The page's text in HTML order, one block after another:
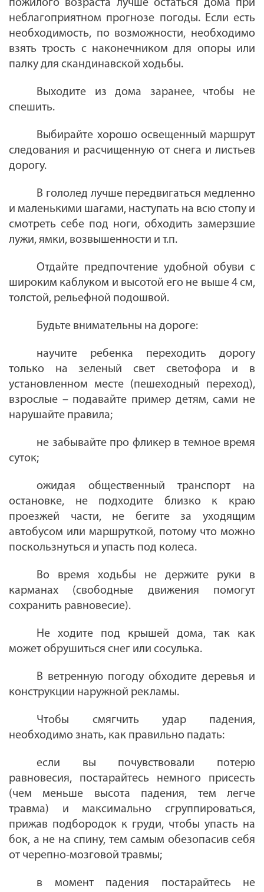
пожилого возраста лучше остаться дома при
неблагоприятном прогнозе погоды. Если есть
необходимость, по возможности, необходимо
взять трость с наконечником для опоры или
палку для скандинавской ходьбы.
Выходите из дома заранее, чтобы не
спешить.
Выбирайте хорошо освещенный маршрут
следования и расчищенную от снега и листьев
дорогу.
В гололед лучше передвигаться медленно
и маленькими шагами, наступать на всю стопу и
смотреть себе под ноги, обходить замерзшие
лужи, ямки, возвышенности и т.п.
Отдайте предпочтение удобной обуви с
широким каблуком и высотой его не выше 4 см,
толстой, рельефной подошвой.
Будьте внимательны на дороге:
научите ребенка переходить дорогу
только на зеленый свет светофора и в
установленном месте (пешеходный переход),
взрослые – подавайте пример детям, сами не
нарушайте правила;
не забывайте про фликер в темное время
суток;
ожидая общественный транспорт на
остановке, не подходите близко к краю
проезжей части, не бегите за уходящим
автобусом или маршруткой, потому что можно
поскользнуться и упасть под колеса.
Во время ходьбы не держите руки в
карманах (свободные движения помогут
сохранить равновесие).
Не ходите под крышей дома, так как
может обрушиться снег или сосулька.
В ветренную погоду обходите деревья и
конструкции наружной рекламы.
Чтобы смягчить удар падения,
необходимо знать, как правильно падать:
если вы почувствовали потерю
равновесия, постарайтесь немного присесть
(чем меньше высота падения, тем легче
травма)
и максимально сгруппироваться,
прижав подбородок к груди, чтобы упасть на
бок, а не на спину, тем самым обезопасив себя
от черепно-мозговой травмы;
в момент падения постарайтесь не